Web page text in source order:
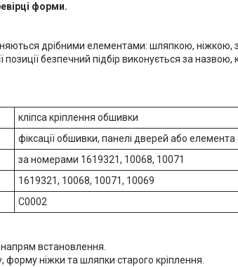
форми.
дрібними елементами: шляпкою,
безпечний підбір виконується за
кліпса кріплення обшивки
фіксації обшивки, панелі дверей або елемента
за номерами 1619321, 10068, 10071
1619321, 10068, 10071, 10069
C0002
напрям встановлення.
форму ніжки та шляпки старого кріплення.